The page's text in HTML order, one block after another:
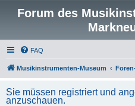
Forum des
FAQ
Musikinstrumenten-Museum
Sie müssen registriert und
anzuschauen.